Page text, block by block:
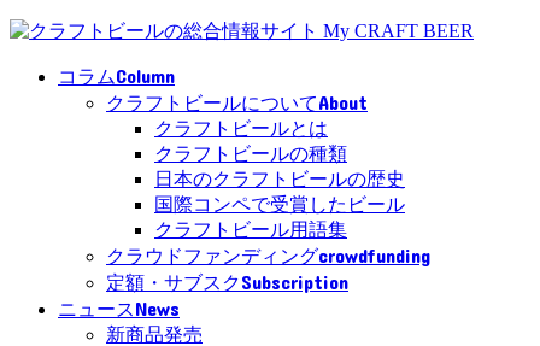
コラムColumn
クラフトビールについてAbout
クラフトビールとは
クラフトビールの種類
日本のクラフトビールの歴史
国際コンペで受賞したビール
クラフトビール用語集
クラウドファンディングcrowdfunding
定額・サブスクSubscription
ニュースNews
新商品発売